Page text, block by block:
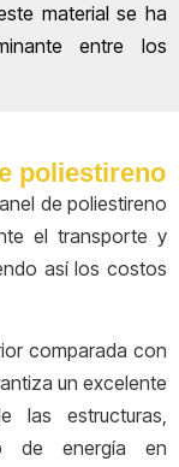
material se ha
entre los
poliestireno
de poliestireno
el transporte y
así los costos
comparada con
un excelente
las estructuras,
de energía en